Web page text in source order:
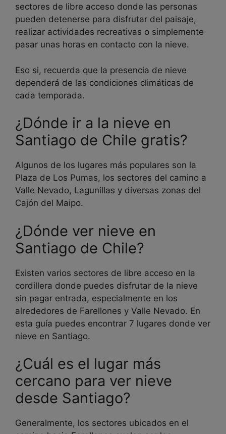
sectores de libre acceso donde las personas
pueden detenerse para disfrutar del paisaje,
realizar actividades recreativas o simplemente
pasar unas horas en contacto con la nieve.
Eso si, recuerda que la presencia de nieve
dependerá de las condiciones climáticas de
cada temporada.
¿Dónde ir a la nieve en
Santiago de Chile gratis?
Algunos de los lugares más populares son la
Plaza de Los Pumas, los sectores del camino a
Valle Nevado, Lagunillas y diversas zonas del
Cajón del Maipo.
¿Dónde ver nieve en
Santiago de Chile?
Existen varios sectores de libre acceso en la
cordillera donde puedes disfrutar de la nieve
sin pagar entrada, especialmente en los
alrededores de Farellones y Valle Nevado. En
esta guía puedes encontrar 7 lugares donde ver
nieve en Santiago.
¿Cuál es el lugar más
cercano para ver nieve
desde Santiago?
Generalmente, los sectores ubicados en el